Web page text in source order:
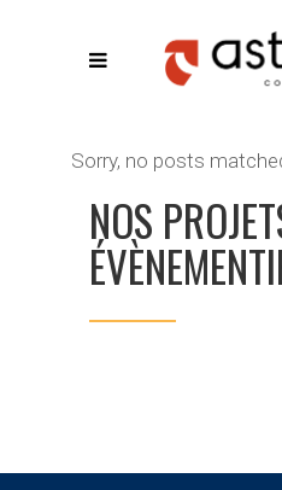
Sorry, no posts
NOS